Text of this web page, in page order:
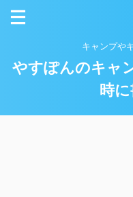
キャンプや
やすぽんのキャ
時